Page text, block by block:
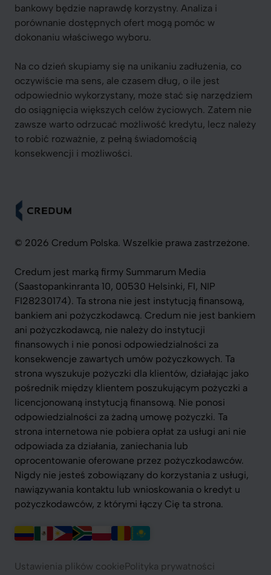
bankowy będzie naprawdę korzystny. Analiza i
porównanie dostępnych ofert mogą pomóc w
dokonaniu właściwego wyboru.
Na co dzień skupiamy się na unikaniu zadłużenia, co
oczywiście ma sens, ale czasem dług, o ile jest
odpowiednio wykorzystany, może stać się narzędziem
do osiągnięcia większych celów życiowych. Zatem nie
zawsze warto odrzucać możliwość kredytu, lecz należy
to robić rozważnie, z pełną świadomością
konsekwencji i możliwości.
© 2026 Credum Polska. Wszelkie prawa zastrzeżone.
Credum jest marką firmy Summarum Media
(Saastopankinranta 10, 00530 Helsinki, FI, NIP
FI28230174). Ta strona nie jest instytucją finansową,
bankiem ani pożyczkodawcą. Credum nie jest bankiem
ani pożyczkodawcą, nie należy do instytucji
finansowych i nie ponosi odpowiedzialności za
konsekwencje zawartych umów pożyczkowych. Ta
strona wyszukuje pożyczki dla klientów, działając jako
pośrednik między klientem poszukującym pożyczki a
licencjonowaną instytucją finansową. Nie ponosi
odpowiedzialności za żadną umowę pożyczki. Ta
strona internetowa nie pobiera opłat za usługi ani nie
odpowiada za działania, zaniechania lub
oprocentowanie oferowane przez pożyczkodawców.
Nigdy nie jesteś zobowiązany do korzystania z usługi,
nawiązywania kontaktu lub wnioskowania o kredyt u
pożyczkodawców, z którymi łączy Cię ta strona.
Ustawienia plików cookiePolityka prywatności